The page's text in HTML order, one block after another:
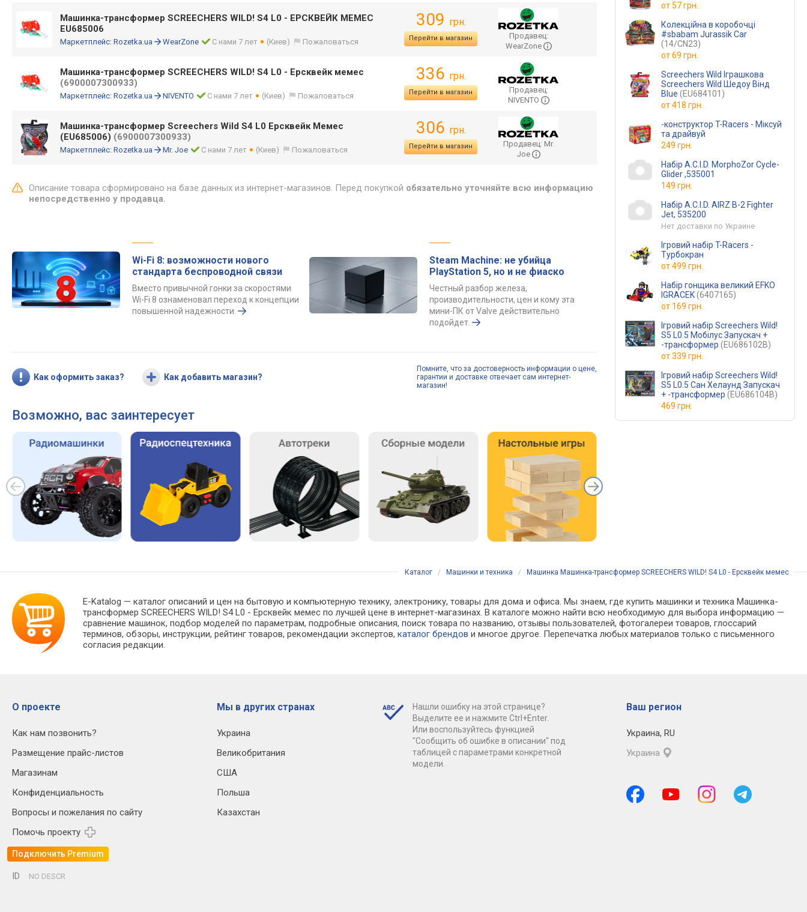
Машинка-трансформер SCREECHERS WILD! S4 L0 - ЕРСКВЕЙК МЕМЕС
EU685006
Маркетплейс: Rozetka.ua WearZone С нами 7 лет (Киев) Пожаловаться
309 грн.
Перейти в магазин
Продавец:
WearZone
Машинка-трансформер SCREECHERS WILD! S4 L0 - Ерсквейк мемес
(6900007300933)
Маркетплейс: Rozetka.ua NIVENTO С нами 7 лет (Киев) Пожаловаться
336 грн.
Перейти в магазин
Продавец:
NIVENTO
Машинка-трансформер Screechers Wild S4 L0 Ерсквейк Мемес
(EU685006) (6900007300933)
Маркетплейс: Rozetka.ua Mr. Joe С нами 7 лет (Киев) Пожаловаться
306 грн.
Перейти в магазин Продавец: Mr.
Joe
Описание товара сформировано на базе данных из интернет-магазинов. Перед покупкой обязательно уточняйте всю информацию
непосредственно у продавца.
Wi-Fi 8: возможности нового
стандарта беспроводной связи
Вместо привычной гонки за скоростями
Wi-Fi 8 ознаменовал переход к концепции
повышенной надежности.
Steam Machine: не убийца
PlayStation 5, но и не фиаско
Честный разбор железа,
производительности, цен и кому эта
мини-ПК от Valve действительно
подойдет.
Как оформить заказ? Как добавить магазин?
Помните, что за достоверность информации о цене,
гарантии и доставке отвечает сам интернет-
магазин!
Возможно, вас заинтересует
от57 грн.
Колекційна в коробочці
#sbabam Jurassik Car
(14/CN23)
от69 грн.
Screechers Wild Іграшкова
Screechers Wild Шедоу Вінд
Blue (EU684101)
от418 грн.
-конструктор T-Racers - Міксуй
та драйвуй
249 грн.
Набір A.C.I.D. MorphoZor Cycle-
Glider ,535001
149 грн.
Набір A.C.I.D. AIRZ B-2 Fighter
Jet, 535200
Нет доставки по Украине
Ігровий набір T-Racers -
Турбокран
от499 грн.
Набір гонщика великий EFKO
IGRACEK(6407165)
от 169 грн.
Ігровий набір Screechers Wild!
S5 L0.5 Мобілус Запускач +
-трансформер (EU686102B)
от339 грн.
Ігровий набір Screechers Wild!
S5 L0.5 Сан Хелаунд Запускач
+ -трансформер (EU686104B)
469 грн.
Каталог / Машинки и техника / Машинка Машинка-трансформер SCREECHERS WILD! S4 L0 - Ерсквейк мемес
E-Katalog — каталог описаний и цен на бытовую и компьютерную технику, электронику, товары для дома и офиса. Мы знаем, где купить машинки и техника Машинка-
трансформер SCREECHERS WILD! S4 L0 - Ерсквейк мемес по лучшей цене в интернет-магазинах. В каталоге можно найти всю необходимую для выбора информацию —
сравнение машинок, подбор моделей по параметрам, подробные описания, поиск товара по названию, отзывы пользователей, фотогалереи товаров, глоссарий
терминов, обзоры, инструкции, рейтинг товаров, рекомендации экспертов,каталог брендов и многое другое. Перепечатка любых материалов только с письменного
согласия редакции.
О проекте
Как нам позвонить?
Размещение прайс-листов
Магазинам
Конфиденциальность
Вопросы и пожелания по сайту
Помочь проекту
Подключить Premium
Мы в других странах
Украина
Великобритания
США
Польша
Казахстан
Нашли ошибку на этой странице?
Выделите ее и нажмите Ctrl+Enter.
Или воспользуйтесь функцией
"Сообщить об ошибке в описании" под
таблицей с параметрами конкретной
модели.
Ваш регион
Украина, RU
Украина
ID NO DESCR